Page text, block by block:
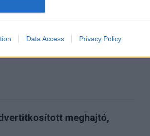
Data Access Privacy Policy
biztonsági
meghajtó,